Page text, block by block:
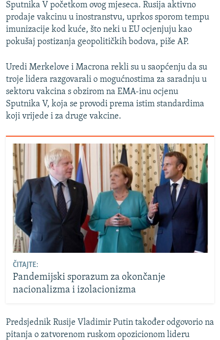
Sputnika V početkom ovog mjeseca. Rusija aktivno
prodaje vakcinu u inostranstvu, uprkos sporom tempu
imunizacije kod kuće, što neki u EU ocjenjuju kao
pokušaj postizanja geopolitičkih bodova, piše AP.
Uredi Merkelove i Macrona rekli su u saopćenju da su
troje lidera razgovarali o mogućnostima za saradnju u
sektoru vakcina s obzirom na EMA-inu ocjenu
Sputnika V, koja se provodi prema istim standardima
koji vrijede i za druge vakcine.
ČITAJTE:
Pandemijski sporazum za okončanje
nacionalizma i izolacionizma
Predsjednik Rusije Vladimir Putin također odgovorio na
pitanja o zatvorenom ruskom opozicionom lideru